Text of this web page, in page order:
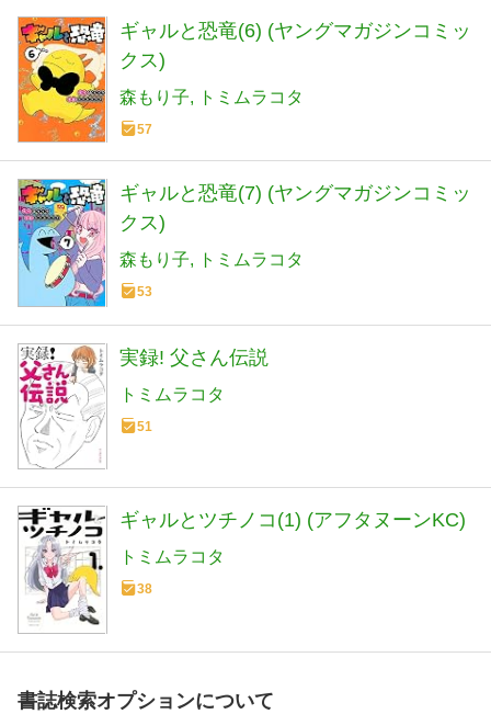
ギャルと恐竜(6) (ヤングマガジンコミッ
クス)
森もり子 トミムラコタ
57
ギャルと恐竜(7) (ヤングマガジンコミッ
クス)
森もり子 トミムラコタ
53
実録! 父さん伝説
トミムラコタ
51
ギャルとツチノコ(1) (アフタヌーンKC)
トミムラコタ
38
書誌検索オプションについて